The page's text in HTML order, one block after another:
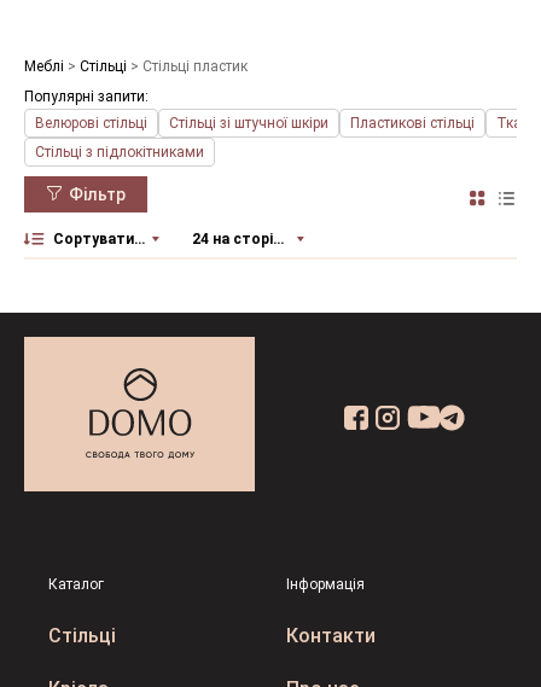
Меблі > Стільці > Стільці пластик
Популярні запити:
Велюрові стільці
Стільці зі штучної шкіри Пластикові стільці
Стільці з підлокітниками
Фільтр
Сортувати за 24 на сторінку
Каталог
Стільці
Інформація
Контакти